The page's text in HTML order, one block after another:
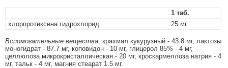
1 таб.
хлорпротиксена гидрохлорид
25 мг
Вспомогательные вещества: крахмал кукурузный - 43.8 мг, лактозы
моногидрат - 87.7 мг, коповидон - 10 мг, глицерол 85% - 4 мг,
целлюлоза микрокристаллическая - 20 мг, кроскармеллоза натрия - 4
мг, тальк - 4 мг, магния стеарат 1.5 мг.